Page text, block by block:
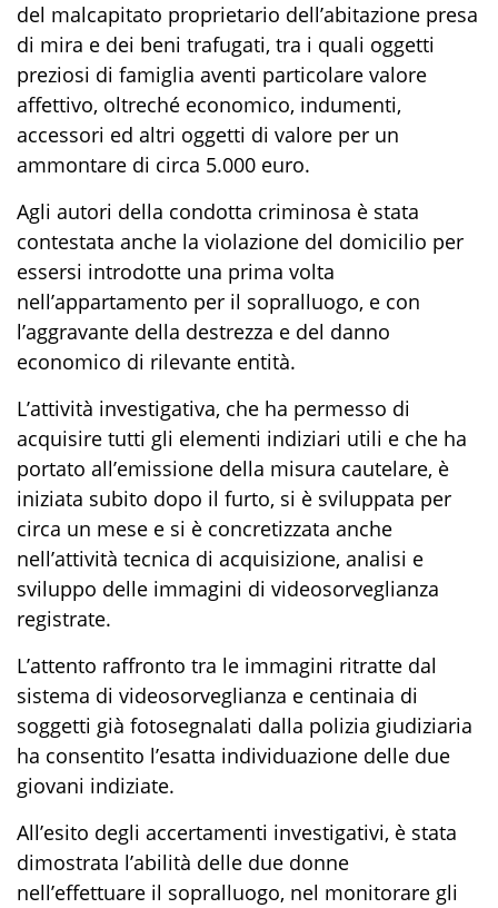
del malcapitato proprietario dell’abitazione presa
di mira e dei beni trafugati, tra i quali oggetti
preziosi di famiglia aventi particolare valore
affettivo, oltreché economico, indumenti,
accessori ed altri oggetti di valore per un
ammontare di circa 5.000 euro.
Agli autori della condotta criminosa è stata
contestata anche la violazione del domicilio per
essersi introdotte una prima volta
nell’appartamento per il sopralluogo, e con
l’aggravante della destrezza e del danno
economico di rilevante entità.
L’attività investigativa, che ha permesso di
acquisire tutti gli elementi indiziari utili e che ha
portato all’emissione della misura cautelare, è
iniziata subito dopo il furto, si è sviluppata per
circa un mese e si è concretizzata anche
nell’attività tecnica di acquisizione, analisi e
sviluppo delle immagini di videosorveglianza
registrate.
L’attento raffronto tra le immagini ritratte dal
sistema di videosorveglianza e centinaia di
soggetti già fotosegnalati dalla polizia giudiziaria
ha consentito l’esatta individuazione delle due
giovani indiziate.
All’esito degli accertamenti investigativi, è stata
dimostrata l’abilità delle due donne
nell’effettuare il sopralluogo, nel monitorare gli